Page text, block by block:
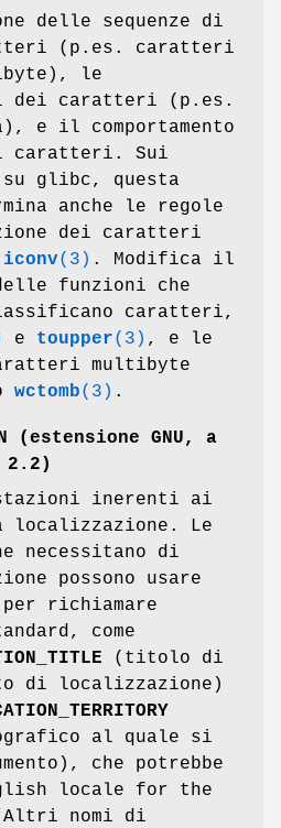
delle sequenze di
(p.es. caratteri
le
dei caratteri (p.es.
e il comportamento
caratteri. Sui
glibc, questa
anche le regole
dei caratteri
iconv(3) . Modifica il
delle funzioni che
caratteri,
e toupper(3) , e le
multibyte
wctomb(3) .
(estensione GNU, a
inerenti ai
localizzazione. Le
necessitano di
possono usare
per richiamare
come
(titolo di
di localizzazione)
al quale si
che potrebbe
locale for the
(Altri nomi di